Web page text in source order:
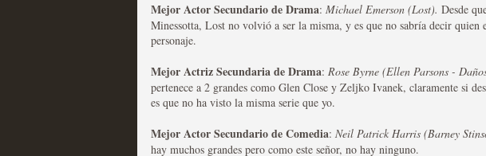
Las series de 10 temporadas están en
extinción
MOLTISANTI
Recomendación de la semana
Mejor Actor Secundario de Drama: Michael Emerson (Lost). Desde
Minessotta, Lost no volvió a ser la misma, y es que no sabría decir quien
personaje.
Mejor Actriz Secundaria de Drama: Rose Byrne (Ellen Parsons -
pertenece a 2 grandes como Glen Close y Zeljko Ivanek, claramente si
es que no ha visto la misma serie que yo.
Mejor Actor Secundario de Comedia: Neil Patrick Harris (Barney
hay muchos grandes pero como este señor, no hay ninguno.